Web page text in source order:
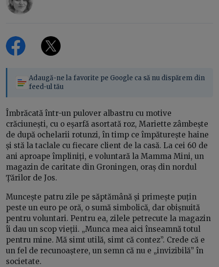
Adaugă-ne la favorite pe Google ca să nu dispărem din
feed-ul tău
Îmbrăcată într-un pulover albastru cu motive
crăciunești, cu o eșarfă asortată roz, Mariette zâmbește
de după ochelarii rotunzi, în timp ce împăturește haine
și stă la taclale cu fiecare client de la casă. La cei 60 de
ani aproape împliniți, e voluntară la Mamma Mini, un
magazin de caritate din Groningen, oraș din nordul
Țărilor de Jos.
Muncește patru zile pe săptămână și primește puțin
peste un euro pe oră, o sumă simbolică, dar obișnuită
pentru voluntari. Pentru ea, zilele petrecute la magazin
îi dau un scop vieții. „Munca mea aici înseamnă totul
pentru mine. Mă simt utilă, simt că contez”. Crede că e
un fel de recunoaștere, un semn că nu e „invizibilă” în
societate.